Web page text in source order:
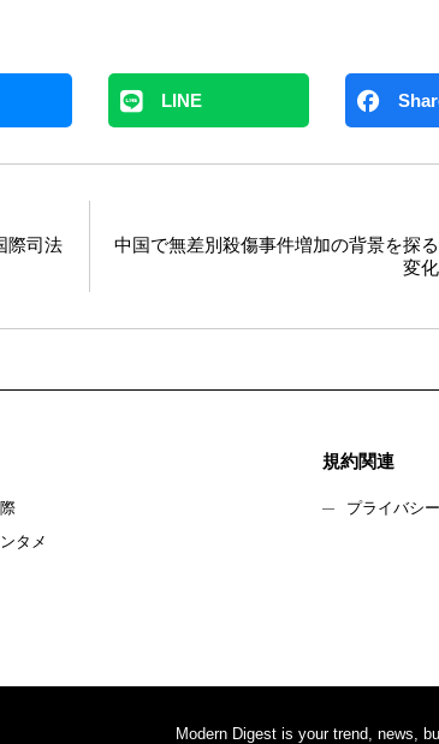
LINE
際司法
中国で無差別殺傷事件増加の背景を探
変
タメ
規約関連
プライバシ
Modern Digest is your trend, news,